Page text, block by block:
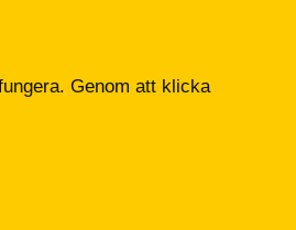
Genom att klicka